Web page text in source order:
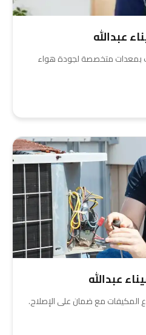
عبدالله
بمعدات متخصصة لجودة هواء
عبدالله
المكيفات مع ضمان على الإصلاح.